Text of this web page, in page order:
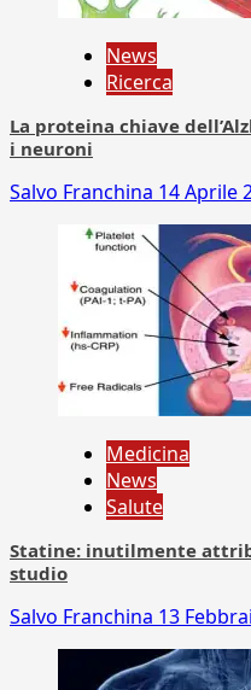
News
Ricerca
La proteina chiave
i neuroni
Salvo Franchina 14 Aprile
Medicina
News
Salute
Statine: inutilmente
studio
Salvo Franchina 13